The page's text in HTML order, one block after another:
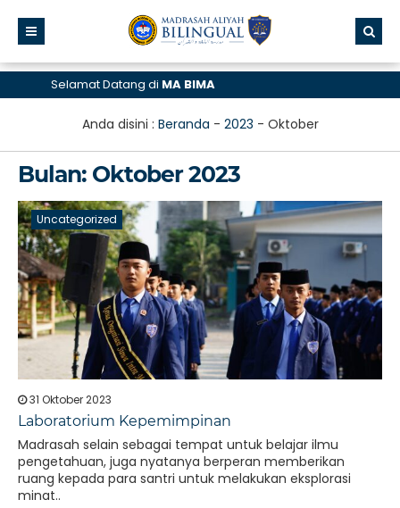
Selamat Datang di MA BIMA
Anda disini : Beranda - 2023 - Oktober
Bulan: Oktober 2023
Uncategorized
31 Oktober 2023
Laboratorium Kepemimpinan
Madrasah selain sebagai tempat untuk belajar ilmu
pengetahuan, juga nyatanya berperan memberikan
ruang kepada para santri untuk melakukan eksplorasi
minat..